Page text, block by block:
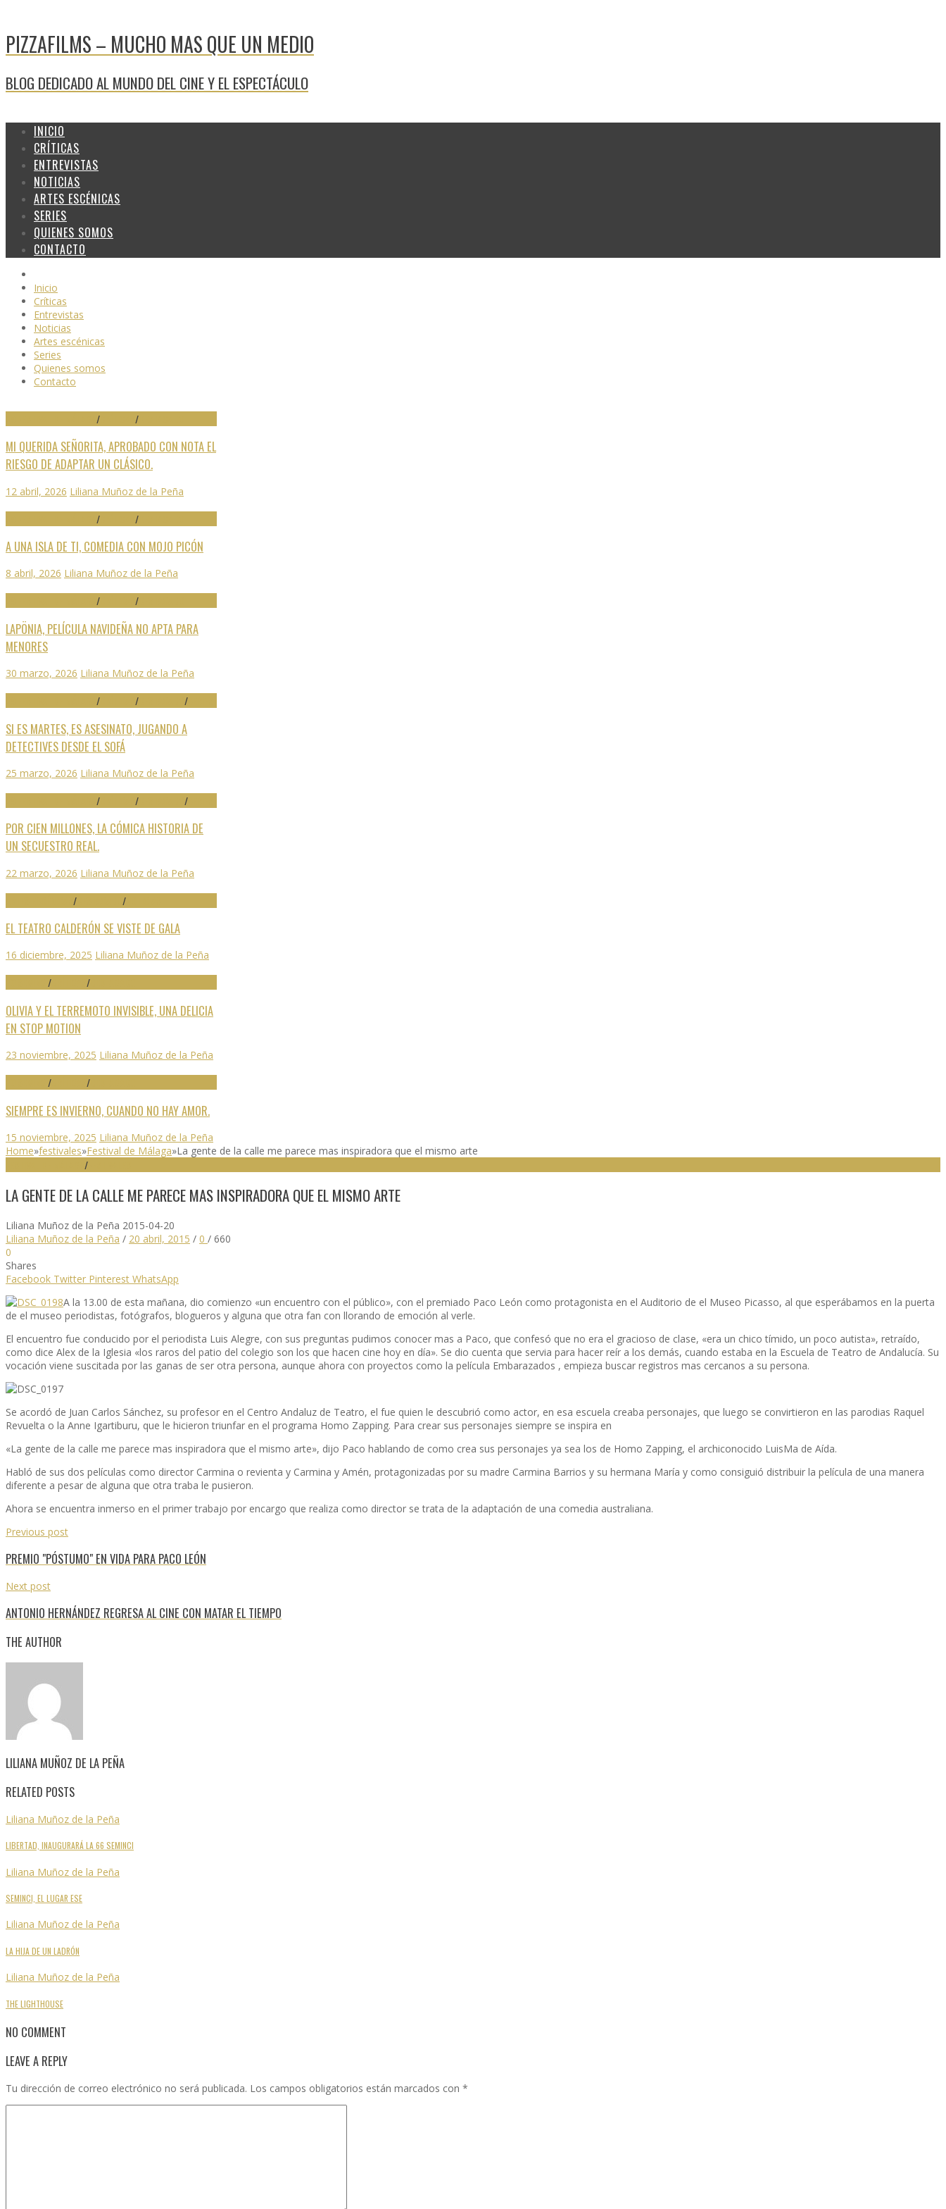
PIZZAFILMS – MUCHO MAS QUE UN MEDIO
BLOG DEDICADO AL MUNDO DEL CINE Y EL ESPECTÁCULO
INICIO
CRÍTICAS
ENTREVISTAS
NOTICIAS
ARTES ESCÉNICAS
SERIES
QUIENES SOMOS
CONTACTO
Inicio
Críticas
Entrevistas
Noticias
Artes escénicas
Series
Quienes somos
Contacto
/ /
MI QUERIDA SEÑORITA, APROBADO CON NOTA EL
RIESGO DE ADAPTAR UN CLÁSICO.
12 abril, 2026 Liliana Muñoz de la Peña
/ /
A UNA ISLA DE TI, COMEDIA CON MOJO PICÓN
8 abril, 2026 Liliana Muñoz de la Peña
/ /
LAPÖNIA, PELÍCULA NAVIDEÑA NO APTA PARA
MENORES
30 marzo, 2026 Liliana Muñoz de la Peña
/ / /
SI ES MARTES, ES ASESINATO, JUGANDO A
DETECTIVES DESDE EL SOFÁ
25 marzo, 2026 Liliana Muñoz de la Peña
/ / /
POR CIEN MILLONES, LA CÓMICA HISTORIA DE
UN SECUESTRO REAL.
22 marzo, 2026 Liliana Muñoz de la Peña
/ /
EL TEATRO CALDERÓN SE VISTE DE GALA
16 diciembre, 2025 Liliana Muñoz de la Peña
/ /
OLIVIA Y EL TERREMOTO INVISIBLE, UNA DELICIA
EN STOP MOTION
23 noviembre, 2025 Liliana Muñoz de la Peña
/ /
SIEMPRE ES INVIERNO, CUANDO NO HAY AMOR.
15 noviembre, 2025 Liliana Muñoz de la Peña
Home»festivales»Festival de Málaga»La gente de la calle me parece mas inspiradora que el mismo arte
/
LA GENTE DE LA CALLE ME PARECE MAS INSPIRADORA QUE EL MISMO ARTE
Liliana Muñoz de la Peña 2015-04-20
Liliana Muñoz de la Peña / 20 abril, 2015 / 0 / 660
0
Shares
Facebook Twitter Pinterest WhatsApp
A la 13.00 de esta mañana, dio comienzo «un encuentro con el público», con el premiado Paco León como protagonista en el Auditorio de el Museo Picasso, al que esperábamos en la puerta
de el museo periodistas, fotógrafos, blogueros y alguna que otra fan con llorando de emoción al verle.
El encuentro fue conducido por el periodista Luis Alegre, con sus preguntas pudimos conocer mas a Paco, que confesó que no era el gracioso de clase, «era un chico tímido, un poco autista», retraído,
como dice Alex de la Iglesia «los raros del patio del colegio son los que hacen cine hoy en día». Se dio cuenta que servia para hacer reír a los demás, cuando estaba en la Escuela de Teatro de Andalucía. Su
vocación viene suscitada por las ganas de ser otra persona, aunque ahora con proyectos como la película Embarazados , empieza buscar registros mas cercanos a su persona.
Se acordó de Juan Carlos Sánchez, su profesor en el Centro Andaluz de Teatro, el fue quien le descubrió como actor, en esa escuela creaba personajes, que luego se convirtieron en las parodias Raquel
Revuelta o la Anne Igartiburu, que le hicieron triunfar en el programa Homo Zapping. Para crear sus personajes siempre se inspira en
«La gente de la calle me parece mas inspiradora que el mismo arte», dijo Paco hablando de como crea sus personajes ya sea los de Homo Zapping, el archiconocido LuisMa de Aída.
Habló de sus dos películas como director Carmina o revienta y Carmina y Amén, protagonizadas por su madre Carmina Barrios y su hermana María y como consiguió distribuir la película de una manera
diferente a pesar de alguna que otra traba le pusieron.
Ahora se encuentra inmerso en el primer trabajo por encargo que realiza como director se trata de la adaptación de una comedia australiana.
Previous post
PREMIO "PÓSTUMO" EN VIDA PARA PACO LEÓN
Next post
ANTONIO HERNÁNDEZ REGRESA AL CINE CON MATAR EL TIEMPO
THE AUTHOR
LILIANA MUÑOZ DE LA PEÑA
RELATED POSTS
Liliana Muñoz de la Peña
LIBERTAD, INAUGURARÁ LA 66 SEMINCI
Liliana Muñoz de la Peña
SEMINCI, EL LUGAR ESE
Liliana Muñoz de la Peña
LA HIJA DE UN LADRÓN
Liliana Muñoz de la Peña
THE LIGHTHOUSE
NO COMMENT
LEAVE A REPLY
Tu dirección de correo electrónico no será publicada. Los campos obligatorios están marcados con *